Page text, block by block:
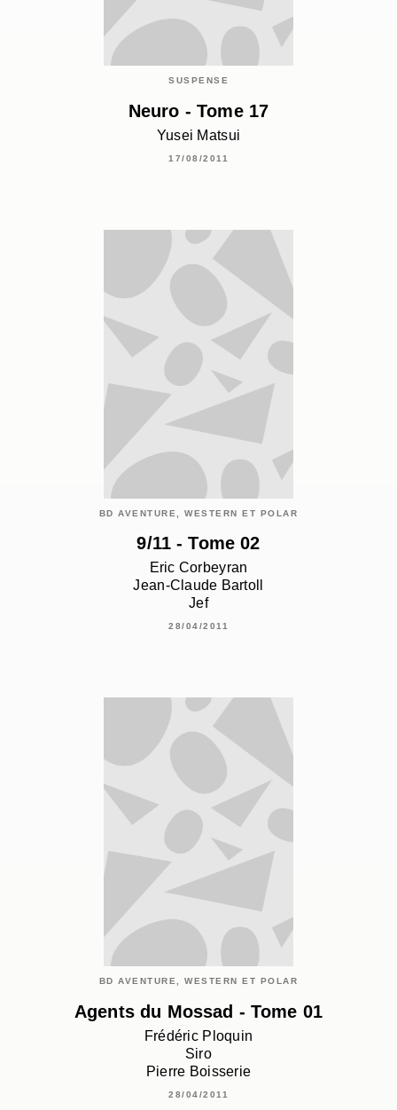
SUSPENSE
Neuro - Tome 17
Yusei Matsui
17/08/2011
BD AVENTURE, WESTERN ET POLAR
9/11 - Tome 02
Eric Corbeyran
Jean-Claude Bartoll
Jef
28/04/2011
BD AVENTURE, WESTERN ET POLAR
Agents du Mossad - Tome 01
Frédéric Ploquin
Siro
Pierre Boisserie
28/04/2011